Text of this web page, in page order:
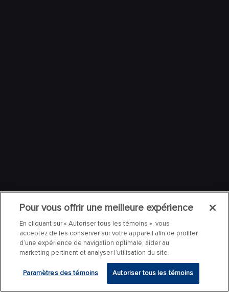
Pour vous offrir une meilleure expérience
En cliquant sur « Autoriser tous les témoins », vous
acceptez de les conserver sur votre appareil afin de profiter
d’une expérience de navigation optimale, aider au
marketing pertinent et analyser l’utilisation du site.
Paramètres des témoins Autoriser tous les témoins